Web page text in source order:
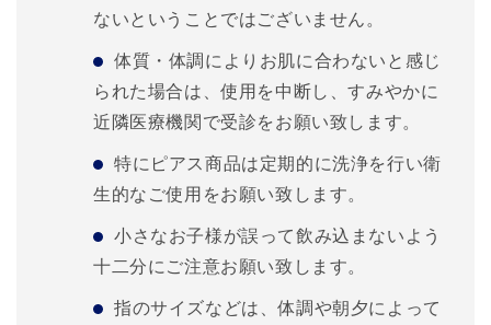
ないということではございません。
体質・体調によりお肌に合わないと感じ
られた場合は、使用を中断し、すみやかに
近隣医療機関で受診をお願い致します。
特にピアス商品は定期的に洗浄を行い衛
生的なご使用をお願い致します。
小さなお子様が誤って飲み込まないよう
十二分にご注意お願い致します。
指のサイズなどは、体調や朝夕によって